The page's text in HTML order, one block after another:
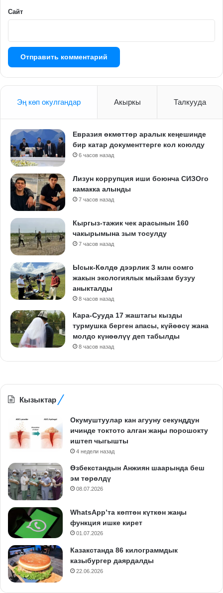
Сайт
Эң көп окулгандар Акыркы Талкууда
Евразия өкмөттөр аралык кеңешинде
бир катар документтерге кол коюлду
6 часов назад
Лизун коррупция иши боюнча СИЗОго
камакка алынды
7 часов назад
Кыргыз-тажик чек арасынын 160
чакырымына зым тосулду
7 часов назад
Ысык-Көлдө дээрлик 3 млн сомго
жакын экологиялык мыйзам бузуу
аныкталды
8 часов назад
Кара-Сууда 17 жаштагы кызды
турмушка берген апасы, күйөөсү жана
молдо күнөөлүү деп табылды
8 часов назад
Кызыктар
Окумуштуулар кан агууну секунддун
ичинде токтото алган жаңы порошокту
иштеп чыгышты
4 недели назад
Өзбекстандын Анжиян шаарында беш
эм төрөлдү
08.07.2026
WhatsApp’та көптөн күткөн жаңы
функция ишке кирет
01.07.2026
Казакстанда 86 килограммдык
казыбургер даярдалды
22.06.2026